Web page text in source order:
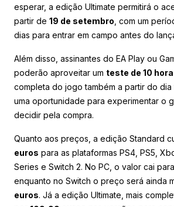
esperar, a edição Ultimate permitirá o
partir de 19 de setembro , com um
dias para entrar em campo antes do
Além disso, assinantes do EA Play ou
poderão aproveitar um teste de 10
completa do jogo também a partir do dia
uma oportunidade para experimentar o
decidir pela compra.
Quanto aos preços, a edição Standard
euros para as plataformas PS4, PS5,
Series e Switch 2. No PC, o valor cai para
enquanto no Switch o preço será ainda
euros. Já a edição Ultimate, mais